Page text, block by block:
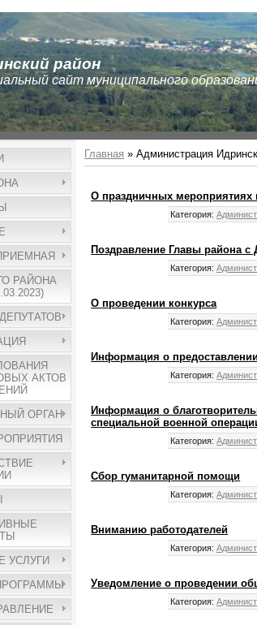
район
сайт муниципального
РАЙОНА
АКТОВ
ОРГАН
УСЛУГИ
Главная »Администрация
О праздничных
Категория:
Поздравление Главы района
Категория:
О проведении конкурса
Категория:
Информация о
Категория:
Информация о
специальной военной
Категория:
Сбор гуманитарной помощи
Категория:
Вниманию работодателей
Категория:
Уведомление о проведении
Категория: